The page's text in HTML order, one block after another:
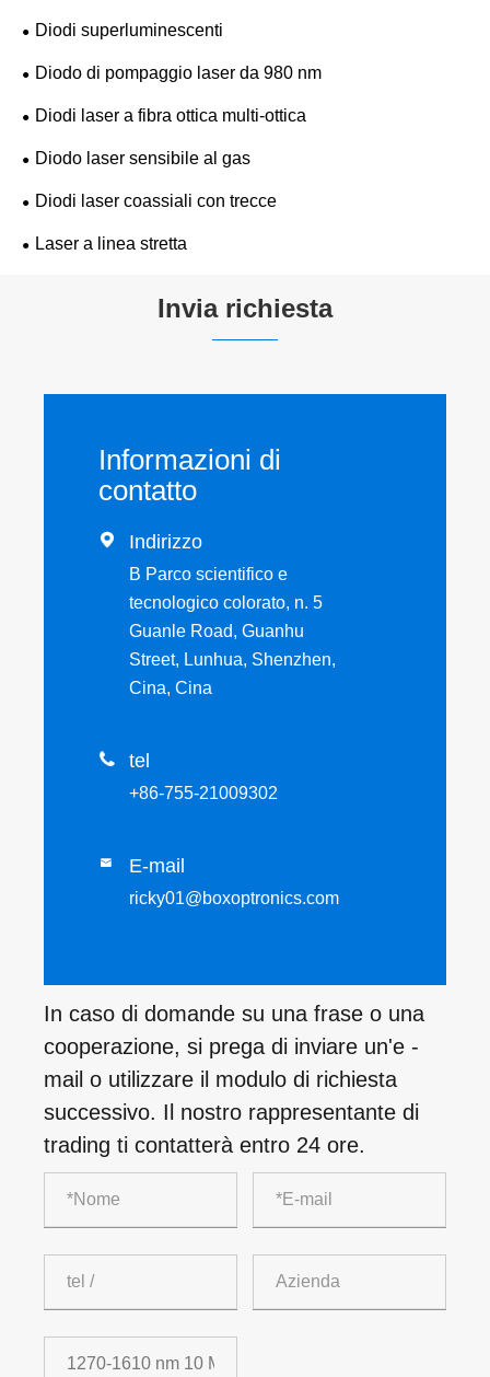
Diodi superluminescenti
Diodo di pompaggio laser da 980 nm
Diodi laser a fibra ottica multi-ottica
Diodo laser sensibile al gas
Diodi laser coassiali con trecce
Laser a linea stretta
Invia richiesta
Informazioni di
contatto
 Indirizzo
B Parco scientifico e
tecnologico colorato, n. 5
Guanle Road, Guanhu
Street, Lunhua, Shenzhen,
Cina, Cina
 tel
+86-755-21009302
 E-mail
ricky01@boxoptronics.com
In caso di domande su una frase o una
cooperazione, si prega di inviare un'e -
mail o utilizzare il modulo di richiesta
successivo. Il nostro rappresentante di
trading ti contatterà entro 24 ore.